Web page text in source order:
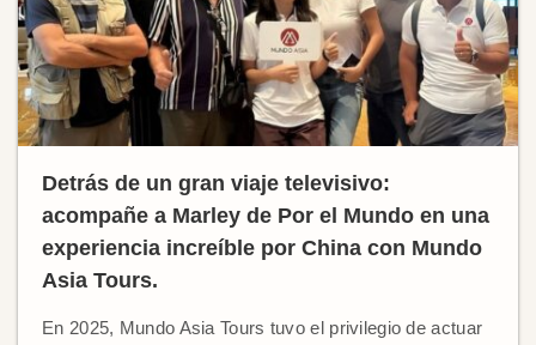
Detrás de un gran viaje televisivo:
acompañe a Marley de Por el Mundo en una
experiencia increíble por China con Mundo
Asia Tours.
En 2025, Mundo Asia Tours tuvo el privilegio de actuar